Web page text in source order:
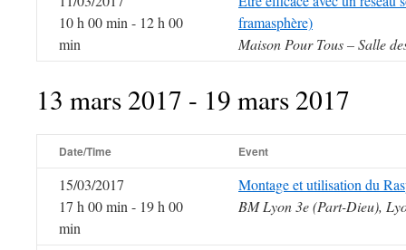
10 h 00 min - 12 h 00
min
framasphère)
Maison Pour Tous – Salle
13 mars 2017 - 19 mars 2017
Date/Time Event
15/03/2017
17 h 00 min - 19 h 00
min
Montage et utilisation du
BM Lyon 3e (Part-Dieu),